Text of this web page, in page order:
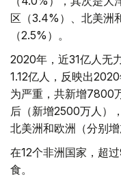
区（3.4%）、北美洲
（2.5%）。
2020年，近31亿人无
1.12亿人，反映出
为严重，共新增7800
后（新增2500万人）
北美洲和欧洲（分别
在12个非洲国家，超
食。